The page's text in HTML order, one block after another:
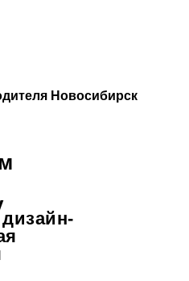
Новосибирск